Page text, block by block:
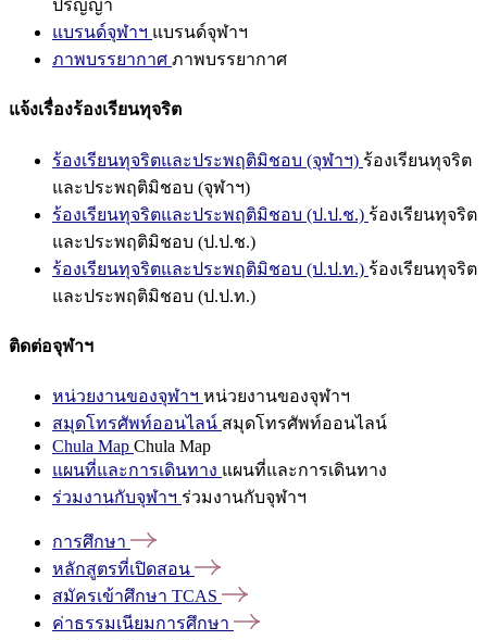
ปริญญา
แบรนด์จุฬาฯ แบรนด์จุฬาฯ
ภาพบรรยากาศ ภาพบรรยากาศ
แจ้งเรื่องร้องเรียนทุจริต
ร้องเรียนทุจริตและประพฤติมิชอบ (จุฬาฯ) ร้องเรียนทุจริต
และประพฤติมิชอบ (จุฬาฯ)
ร้องเรียนทุจริตและประพฤติมิชอบ (ป.ป.ช.) ร้องเรียนทุจริต
และประพฤติมิชอบ (ป.ป.ช.)
ร้องเรียนทุจริตและประพฤติมิชอบ (ป.ป.ท.) ร้องเรียนทุจริต
และประพฤติมิชอบ (ป.ป.ท.)
ติดต่อจุฬาฯ
หน่วยงานของจุฬาฯ หน่วยงานของจุฬาฯ
สมุดโทรศัพท์ออนไลน์ สมุดโทรศัพท์ออนไลน์
Chula Map Chula Map
แผนที่และการเดินทาง แผนที่และการเดินทาง
ร่วมงานกับจุฬาฯ ร่วมงานกับจุฬาฯ
การศึกษา
หลักสูตรที่เปิดสอน
สมัครเข้าศึกษา TCAS
ค่าธรรมเนียมการศึกษา